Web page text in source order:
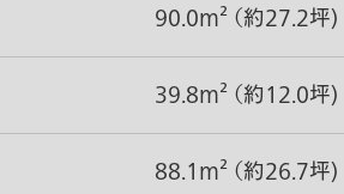
90.0m² （約27.2坪)
39.8m² （約12.0坪)
88.1m² （約26.7坪)